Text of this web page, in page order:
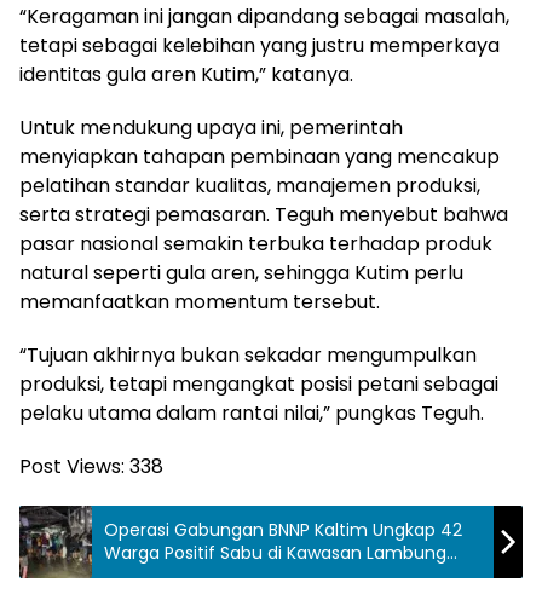
“Keragaman ini jangan dipandang sebagai masalah,
tetapi sebagai kelebihan yang justru memperkaya
identitas gula aren Kutim,” katanya.
Untuk mendukung upaya ini, pemerintah
menyiapkan tahapan pembinaan yang mencakup
pelatihan standar kualitas, manajemen produksi,
serta strategi pemasaran. Teguh menyebut bahwa
pasar nasional semakin terbuka terhadap produk
natural seperti gula aren, sehingga Kutim perlu
memanfaatkan momentum tersebut.
“Tujuan akhirnya bukan sekadar mengumpulkan
produksi, tetapi mengangkat posisi petani sebagai
pelaku utama dalam rantai nilai,” pungkas Teguh.
Post Views: 338
Operasi Gabungan BNNP Kaltim Ungkap 42
Warga Positif Sabu di Kawasan Lambung
Mangkurat Samarinda Ilir